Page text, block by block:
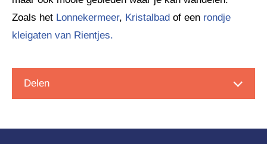
Zoals het Lonnekermeer, Kristalbad of een rondje
kleigaten van Rientjes.
Delen